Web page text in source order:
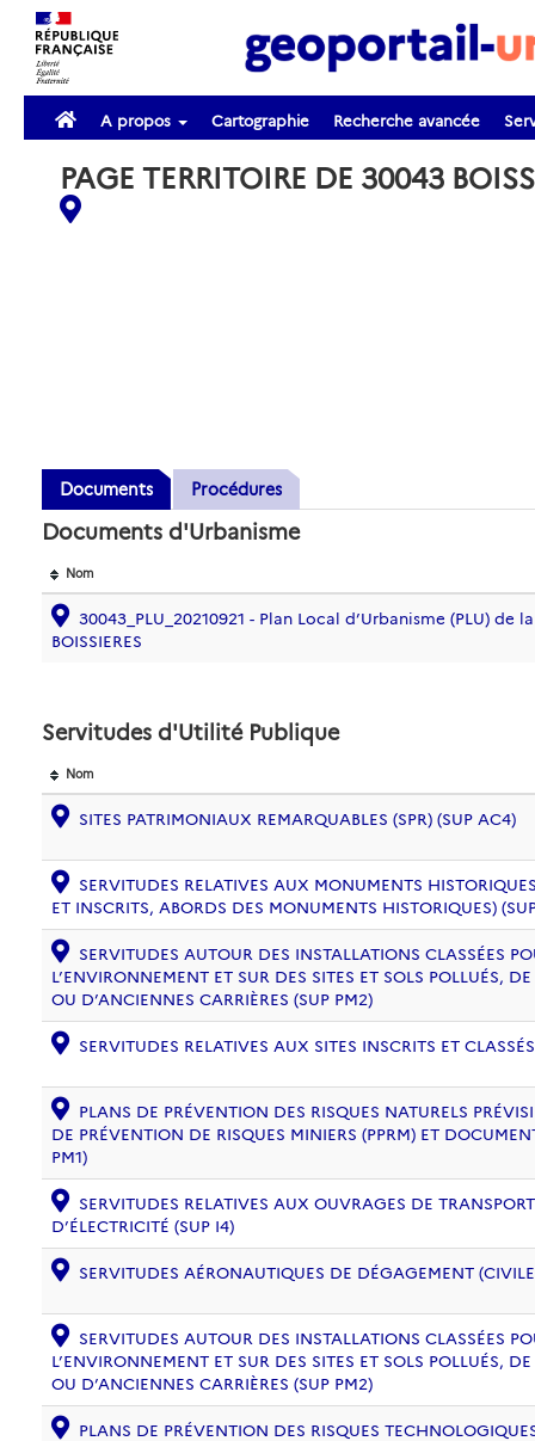
A propos Cartographie Recherche avancée
PAGE TERRITOIRE DE 30043
Documents Procédures
Documents d'Urbanisme
Nom
30043_PLU_20210921 - Plan Local d’Urbanisme (PLU) de
BOISSIERES
Servitudes d'Utilité Publique
Nom
SITES PATRIMONIAUX REMARQUABLES (SPR) (SUP AC4)
SERVITUDES RELATIVES AUX MONUMENTS
ET INSCRITS, ABORDS DES MONUMENTS HISTORIQUES)
SERVITUDES AUTOUR DES INSTALLATIONS CLASSÉES
L’ENVIRONNEMENT ET SUR DES SITES ET SOLS POLLUÉS,
OU D’ANCIENNES CARRIÈRES (SUP PM2)
SERVITUDES RELATIVES AUX SITES INSCRITS ET
PLANS DE PRÉVENTION DES RISQUES NATURELS
DE PRÉVENTION DE RISQUES MINIERS (PPRM) ET
PM1)
SERVITUDES RELATIVES AUX OUVRAGES DE
D’ÉLECTRICITÉ (SUP I4)
SERVITUDES AÉRONAUTIQUES DE DÉGAGEMENT
SERVITUDES AUTOUR DES INSTALLATIONS CLASSÉES
L’ENVIRONNEMENT ET SUR DES SITES ET SOLS POLLUÉS,
OU D’ANCIENNES CARRIÈRES (SUP PM2)
PLANS DE PRÉVENTION DES RISQUES